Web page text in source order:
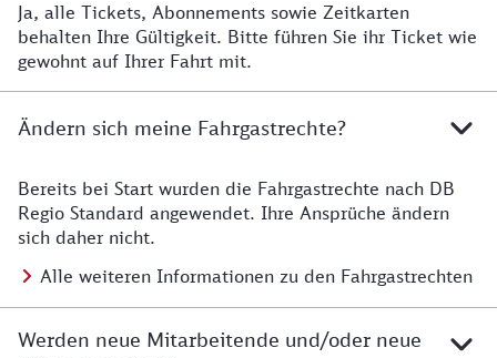
Details zur Zeitkarte
Ja, alle Tickets, Abonnements sowie Zeitkarten
behalten Ihre Gültigkeit. Bitte führen Sie ihr Ticket wie
gewohnt auf Ihrer Fahrt mit.
Ändern sich meine Fahrgastrechte?
Details zu Fahrgastrechten
Bereits bei Start wurden die Fahrgastrechte nach DB
Regio Standard angewendet. Ihre Ansprüche ändern
sich daher nicht.
Alle weiteren Informationen zu den Fahrgastrechten
Werden neue Mitarbeitende und/oder neue